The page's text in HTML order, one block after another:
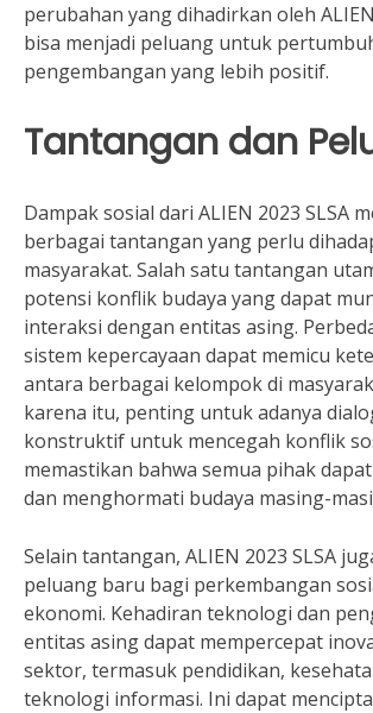
perubahan yang dihadirkan oleh
bisa menjadi peluang untuk
pengembangan yang lebih positif.
Tantangan dan
Dampak sosial dari ALIEN 2023 SLSA
berbagai tantangan yang perlu
masyarakat. Salah satu tantangan
potensi konflik budaya yang dapat
interaksi dengan entitas asing.
sistem kepercayaan dapat memicu
antara berbagai kelompok di
karena itu, penting untuk adanya
konstruktif untuk mencegah konflik
memastikan bahwa semua pihak
dan menghormati budaya masing-
Selain tantangan, ALIEN 2023 SLSA
peluang baru bagi perkembangan
ekonomi. Kehadiran teknologi dan
entitas asing dapat mempercepat
sektor, termasuk pendidikan,
teknologi informasi. Ini dapat